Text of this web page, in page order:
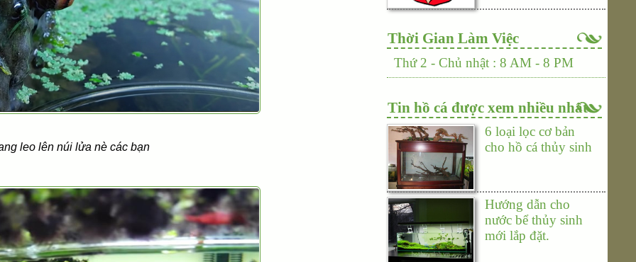
leo lên núi lửa nè các bạn
Thời Gian Làm Việc
Thứ 2 - Chủ nhật : 8 AM - 8 PM
Tin hồ cá được xem nhiều nhất
6 loại lọc cơ bản
cho hồ cá thủy sinh
Hướng dẫn cho
nước bể thủy sinh
mới lắp đặt.